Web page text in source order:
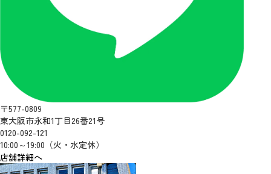
〒577-0809
東大阪市永和1丁目26番21号
0120-092-121
10:00～19:00（火・水定休）
店舗詳細へ